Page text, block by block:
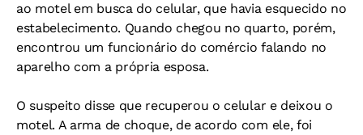
ao motel em busca do celular, que havia esquecido no
estabelecimento. Quando chegou no quarto, porém,
encontrou um funcionário do comércio falando no
aparelho com a própria esposa.
O suspeito disse que recuperou o celular e deixou o
motel. A arma de choque, de acordo com ele, foi